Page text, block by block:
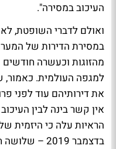
העיכוב במסירה".
ואולם לדברי השופטת,
מהזוגות וכעשרה
למגפה העולמית. כאמור,
את דירותיהם עוד לפני
אין קשר בינה לבין
הראיות עלה כי היזמית
בדצמבר